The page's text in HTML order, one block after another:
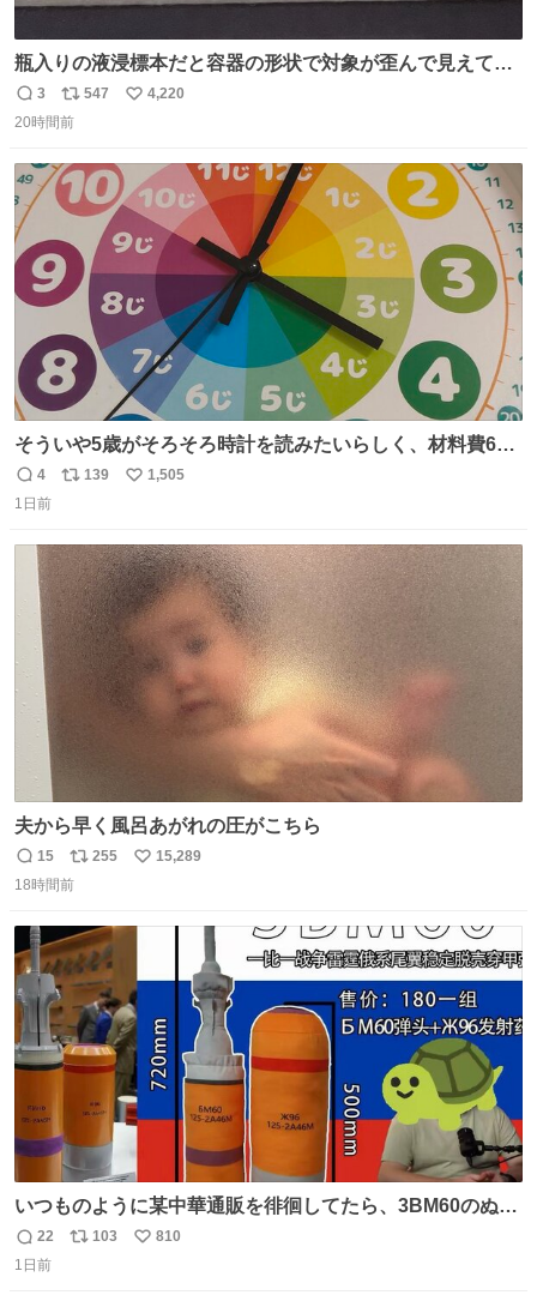
瓶入りの液浸標本だと容器の形状で対象が歪んで見えてし
まうことから、なるべく歪みがない状態で観察しやすいよ
うにこのような形で保存していると前に科博の先生から教
返
信
3
リ
ポ
ト
数
547
い
数
4,220
20時間前
そういや5歳がそろそろ時計を読みたいらしく、材料費600
円で作れる知育時計作ってみた！ めっちゃ簡単！ ありがと
う先人！
返
信
4
リ
ト
数
139
い
数
1,505
1日前
夫から早く風呂あがれの圧がこちら
返
信
15
リ
ポ
ト
数
255
い
15,289
18時間前
いつものように某中華通販を徘徊してたら、3BM60のぬい
ぐるみを発見してしまった…。
返
信
22
リ
103
い
810
1日前